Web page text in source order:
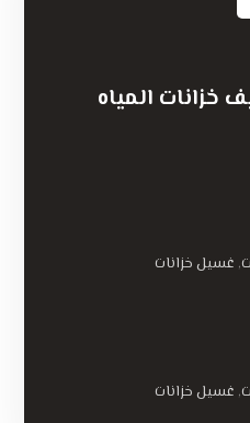
خزانات المياه
, غسيل خزانات
, غسيل خزانات